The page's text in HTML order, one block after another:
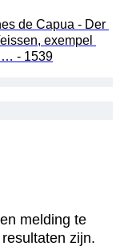
de Capua - Der
exempel
… - 1539
melding te
zijn.